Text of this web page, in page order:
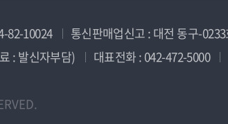
82-10024
통신판매업신고 : 대전 동구-
: 발신자부담)
대표전화 : 042-472-5000